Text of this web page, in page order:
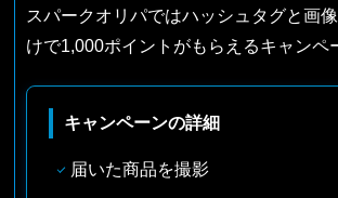
スパークオリパではハッシュタグと画
けで1,000ポイントがもらえるキャンペ
キャンペーンの詳細
届いた商品を撮影